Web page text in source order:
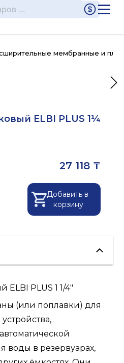
мембранные и
ELBI PLUS 1¼
27 118 ₸
Добавить в
корзину
ELBI PLUS 1 1/4"
(или поплавки) для
воды в резервуарах,